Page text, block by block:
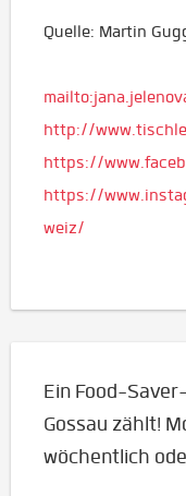
Quelle: Martin
http://
https://
https://
weiz/
Ein Food-
Gossau zählt!
wöchentlich